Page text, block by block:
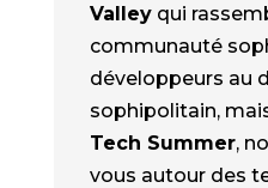
Valley qui
communauté
développeurs au
sophipolitain,
Tech Summer,
vous autour des